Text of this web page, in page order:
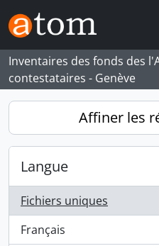
Skip to main content
Inventaires des fonds des
contestataires - Genève
Affiner les
Langue
Fichiers uniques
, 157 résultats
Français
, 157 résultats